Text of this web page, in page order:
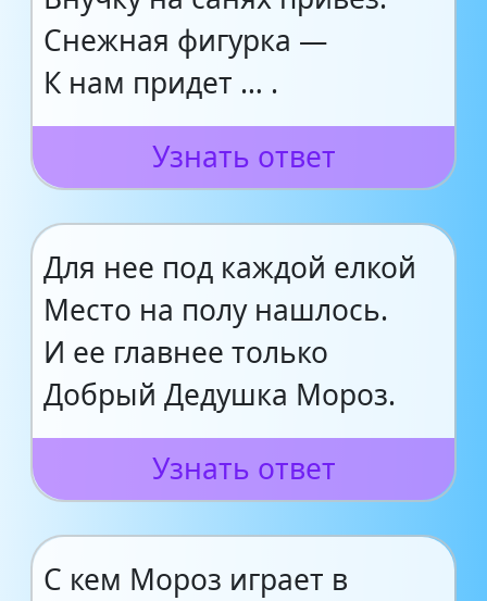
Снежная фигурка —
К нам придет … .
Узнать ответ
Для нее под каждой елкой
Место на полу нашлось.
И ее главнее только
Добрый Дедушка Мороз.
Узнать ответ
С кем Мороз играет в